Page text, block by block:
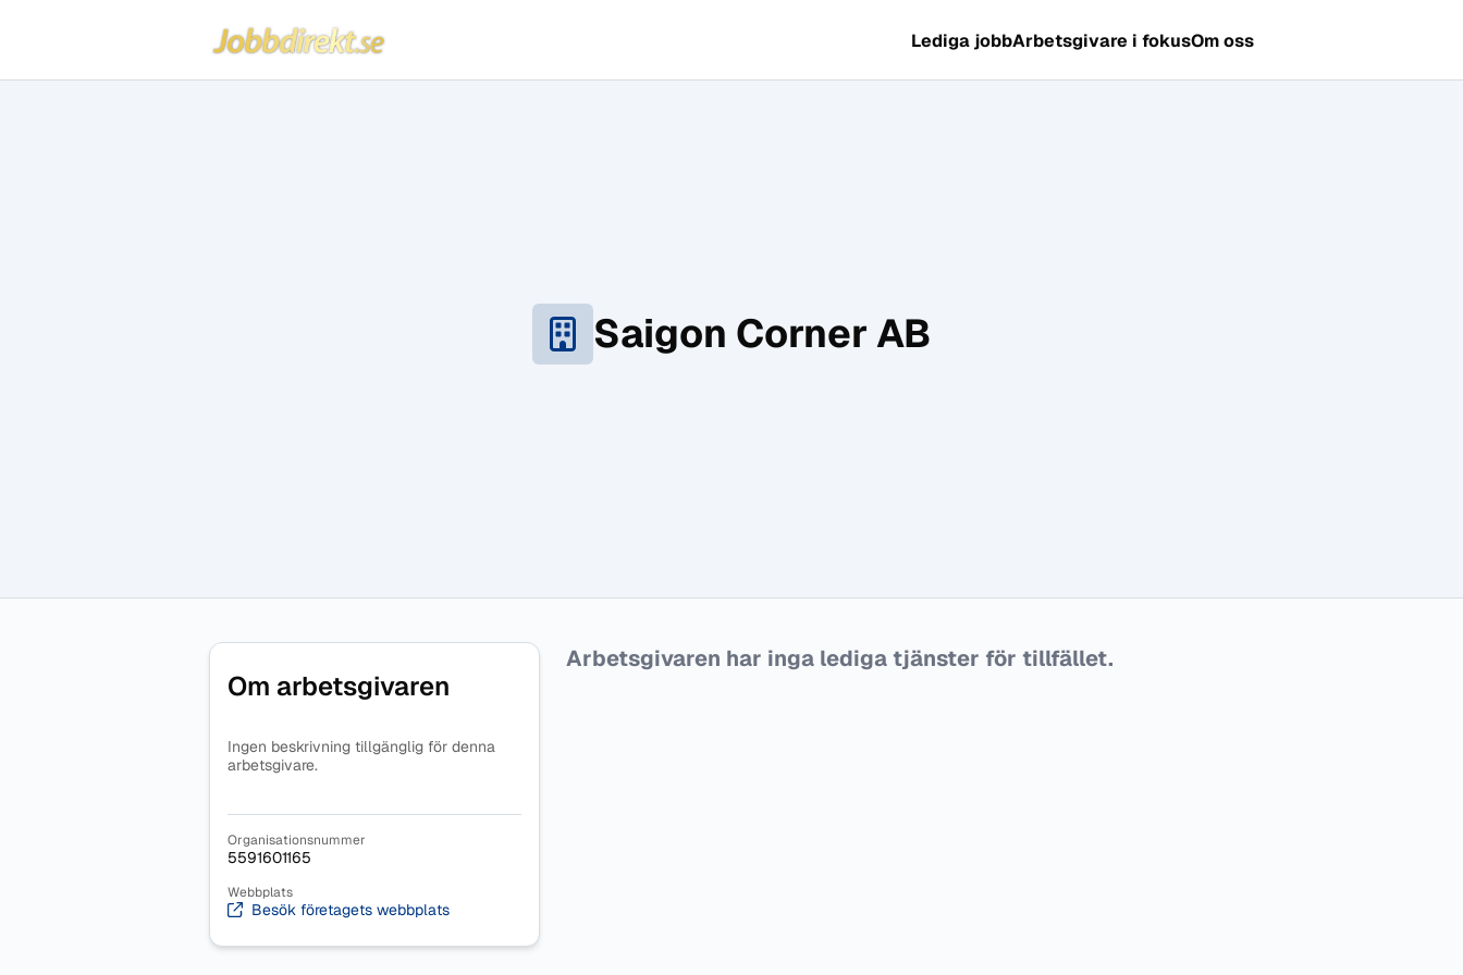
Hoppa till innehåll
Jobbdirekt Lediga jobbArbetsgivare i fokusOm oss
Saigon Corner AB
Om arbetsgivaren
Ingen beskrivning tillgänglig för denna
arbetsgivare.
Organisationsnummer
5591601165
Webbplats
Besök företagets webbplats
Arbetsgivaren har inga lediga tjänster för tillfället.